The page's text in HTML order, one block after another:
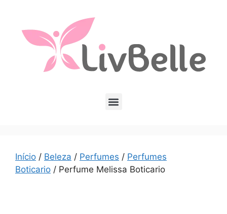
Início / Beleza / Perfumes / Perfumes
Boticario / Perfume Melissa Boticario